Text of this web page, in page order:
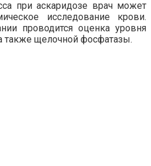
при аскаридозе врач может
исследование крови.
проводится оценка уровня
также щелочной фосфатазы.